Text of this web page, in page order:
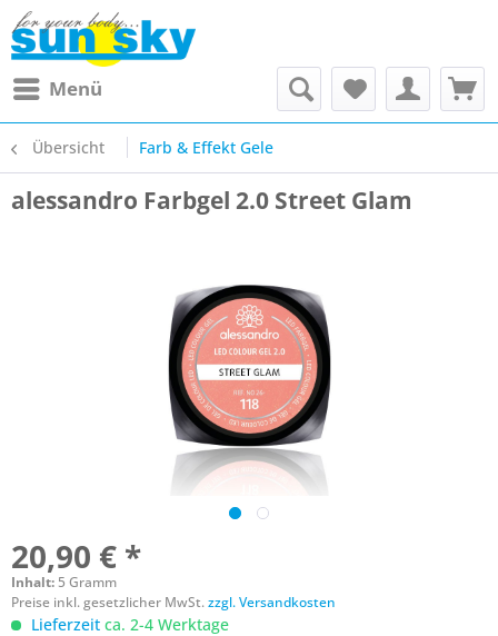
Menü
Übersicht Farb & Effekt Gele
alessandro Farbgel 2.0 Street Glam
20,90 € *
Inhalt: 5 Gramm
Preise inkl. gesetzlicher MwSt.zzgl. Versandkosten
Lieferzeit ca. 2-4 Werktage